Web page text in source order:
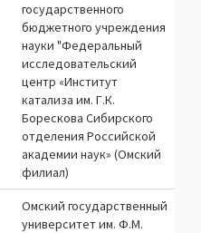
государственного
бюджетного учреждения
науки "Федеральный
исследовательский
центр «Институт
катализа им. Г.К.
Борескова Сибирского
отделения Российской
академии наук» (Омский
филиал)
Омский государственный
университет им. Ф.М.